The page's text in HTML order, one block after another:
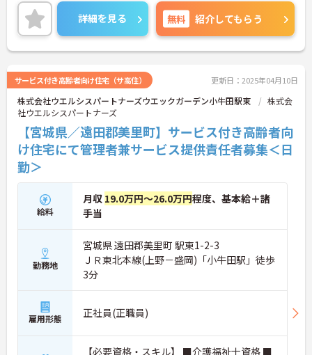
ご興味ある方には、面接対策ポイントなど、さらに
詳細をお話しいたしますのでお気軽にご相談くださ
い！
詳細を見る 無料 紹介してもらう
サービス付き高齢者向け住宅（サ高住） 更新日：2025年04月10日
株式会社ウエルシスパートナーズウエックガーデン小牛田駅東
株式会
社ウエルシスパートナーズ
【宮城県／遠田郡美里町】サービス付き高齢者向
け住宅にて管理者兼サービス提供責任者募集＜日
勤＞
給料
月収 19.0万円～26.0万円程度、基本給＋諸
手当
勤務地
宮城県 遠田郡美里町 駅東1-2-3
ＪＲ東北本線(上野－盛岡)「小牛田駅」徒歩
3分
雇用形態 正社員(正職員)
【必要資格・スキル】 ■介護福祉士資格 ■